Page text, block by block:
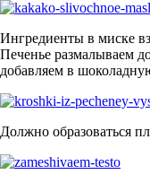
Ингредиенты в миске
Печенье размалываем
добавляем в
Должно образоваться